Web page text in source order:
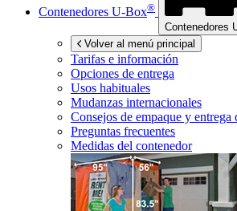
Contenedores U-Box®
Contenedores
Volver al menú principal
Tarifas e información
Opciones de entrega
Usos habituales
Mudanzas internacionales
Consejos de empaque y entrega
Preguntas frecuentes
Medidas del contenedor